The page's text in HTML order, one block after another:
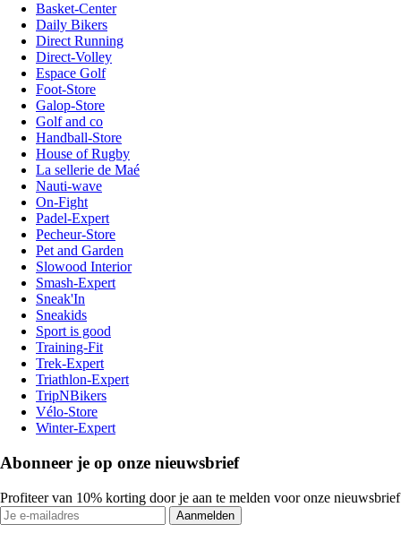
Basket-Center
Daily Bikers
Direct Running
Direct-Volley
Espace Golf
Foot-Store
Galop-Store
Golf and co
Handball-Store
House of Rugby
La sellerie de Maé
Nauti-wave
On-Fight
Padel-Expert
Pecheur-Store
Pet and Garden
Slowood Interior
Smash-Expert
Sneak'In
Sneakids
Sport is good
Training-Fit
Trek-Expert
Triathlon-Expert
TripNBikers
Vélo-Store
Winter-Expert
Abonneer je op onze nieuwsbrief
Profiteer van 10% korting door je aan te melden voor onze nieuwsbrief
Aanmelden